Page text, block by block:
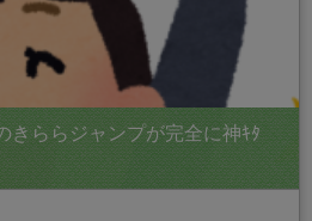
きららジャンプが完全に神ｷﾀ